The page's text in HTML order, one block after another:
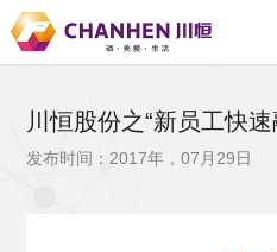
川恒股份之“新员工快
发布时间：2017年，07月29日